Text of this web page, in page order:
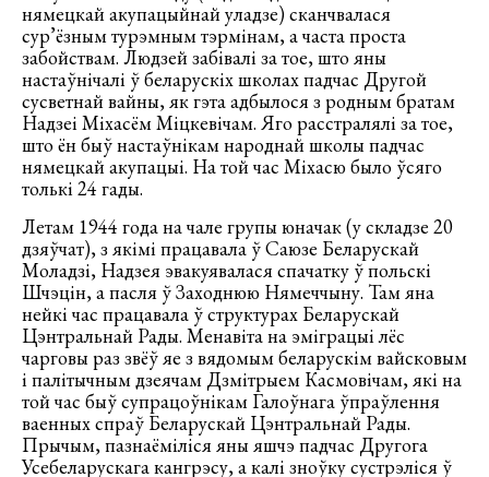
нямецкай акупацыйнай уладзе) сканчвалася
сур’ёзным турэмным тэрмінам, а часта проста
забойствам. Людзей забівалі за тое, што яны
настаўнічалі ў беларускіх школах падчас Другой
сусветнай вайны, як гэта адбылося з родным братам
Надзеі Міхасём Міцкевічам. Яго расстралялі за тое,
што ён быў настаўнікам народнай школы падчас
нямецкай акупацыі. На той час Міхасю было ўсяго
толькі 24 гады.
Летам 1944 года на чале групы юначак (у складзе 20
дзяўчат), з якімі працавала ў Саюзе Беларускай
Моладзі, Надзея эвакуявалася спачатку ў польскі
Шчэцін, а пасля ў Заходнюю Нямеччыну. Там яна
нейкі час працавала ў структурах Беларускай
Цэнтральнай Рады. Менавіта на эміграцыі лёс
чарговы раз звёў яе з вядомым беларускім вайсковым
і палітычным дзеячам Дзмітрыем Касмовічам, які на
той час быў супрацоўнікам Галоўнага ўпраўлення
ваенных спраў Беларускай Цэнтральнай Рады.
Прычым, пазнаёміліся яны яшчэ падчас Другога
Усебеларускага кангрэсу, а калі зноўку сустрэліся ў